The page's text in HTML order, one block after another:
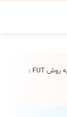
کاشت مو به روش FUT :